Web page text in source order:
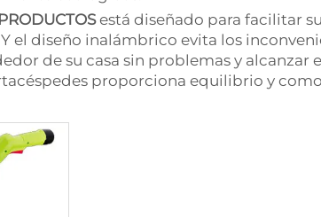
PRODUCTOSestá diseñado para facilitar
el diseño inalámbrico evita los
de su casa sin problemas y alcanzar
proporciona equilibrio y